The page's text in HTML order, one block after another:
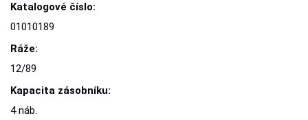
Katalogové číslo:
01010189
Ráže:
12/89
Kapacita zásobníku:
4 náb.